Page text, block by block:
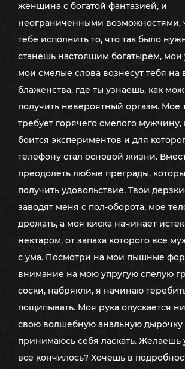
женщина с богатой фантазией, и
неограниченными возможностями,
тебе исполнить то, что так было
станешь настоящим богатырем, мои
мои смелые слова вознесут тебя
блаженства, где ты узнаешь, как
получить невероятный оргазм. Мое
требует горячего смелого
боится экспериментов и для
телефону стал основой жизни.
преодолеть любые преграды,
получить удовольствие. Твои
заводят меня с пол-оборота, мое
дрожать, а моя киска начинает
нектаром, от запаха которого все
с ума. Посмотри на мои пышные
внимание на мою упругую спелую
соски, набрякли, я начинаю
пощипывать. Моя рука опускается
свою волшебную анальную дырочку
принимаюсь себя ласкать. Желаешь
все кончилось? Хочешь в